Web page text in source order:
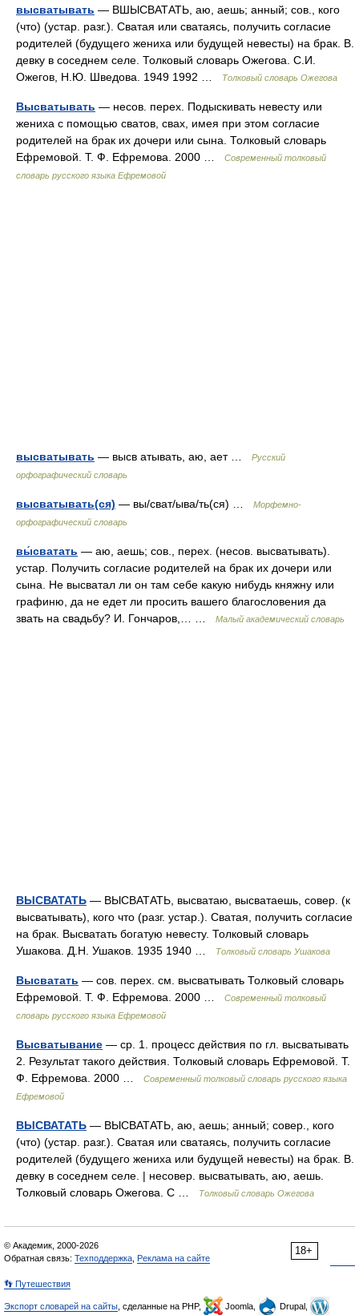
высватывать — ВШЫСВАТАТЬ, аю, аешь; анный; сов., кого
(что) (устар. разг.). Сватая или сватаясь, получить согласие
родителей (будущего жениха или будущей невесты) на брак. В.
девку в соседнем селе. Толковый словарь Ожегова. С.И.
Ожегов, Н.Ю. Шведова. 1949 1992 …
Толковый словарь Ожегова
Высватывать — несов. перех. Подыскивать невесту или
жениха с помощью сватов, свах, имея при этом согласие
родителей на брак их дочери или сына. Толковый словарь
Ефремовой. Т. Ф. Ефремова. 2000 …
Современный толковый
словарь русского языка Ефремовой
высватывать — высв атывать, аю, ает …
Русский
орфографический словарь
высватывать(ся) — вы/сват/ыва/ть(ся) …
Морфемно-
орфографический словарь
вы́сватать — аю, аешь; сов., перех. (несов. высватывать).
устар. Получить согласие родителей на брак их дочери или
сына. Не высватал ли он там себе какую нибудь княжну или
графиню, да не едет ли просить вашего благословения да
звать на свадьбу? И. Гончаров,… …
Малый академический словарь
ВЫСВАТАТЬ — ВЫСВАТАТЬ, высватаю, высватаешь, совер. (к
высватывать), кого что (разг. устар.). Сватая, получить согласие
на брак. Высватать богатую невесту. Толковый словарь
Ушакова. Д.Н. Ушаков. 1935 1940 …
Толковый словарь Ушакова
Высватать — сов. перех. см. высватывать Толковый словарь
Ефремовой. Т. Ф. Ефремова. 2000 …
Современный толковый
словарь русского языка Ефремовой
Высватывание — ср. 1. процесс действия по гл. высватывать
2. Результат такого действия. Толковый словарь Ефремовой. Т.
Ф. Ефремова. 2000 …
Современный толковый словарь русского языка
Ефремовой
ВЫСВАТАТЬ — ВЫСВАТАТЬ, аю, аешь; анный; совер., кого
(что) (устар. разг.). Сватая или сватаясь, получить согласие
родителей (будущего жениха или будущей невесты) на брак. В.
девку в соседнем селе. | несовер. высватывать, аю, аешь.
Толковый словарь Ожегова. С …
Толковый словарь Ожегова
18+
© Академик, 2000-2026
Обратная связь: Техподдержка Реклама на сайте
👣 Путешествия
Экспорт словарей на сайты , сделанные на PHP, Joomla,
Drupal,